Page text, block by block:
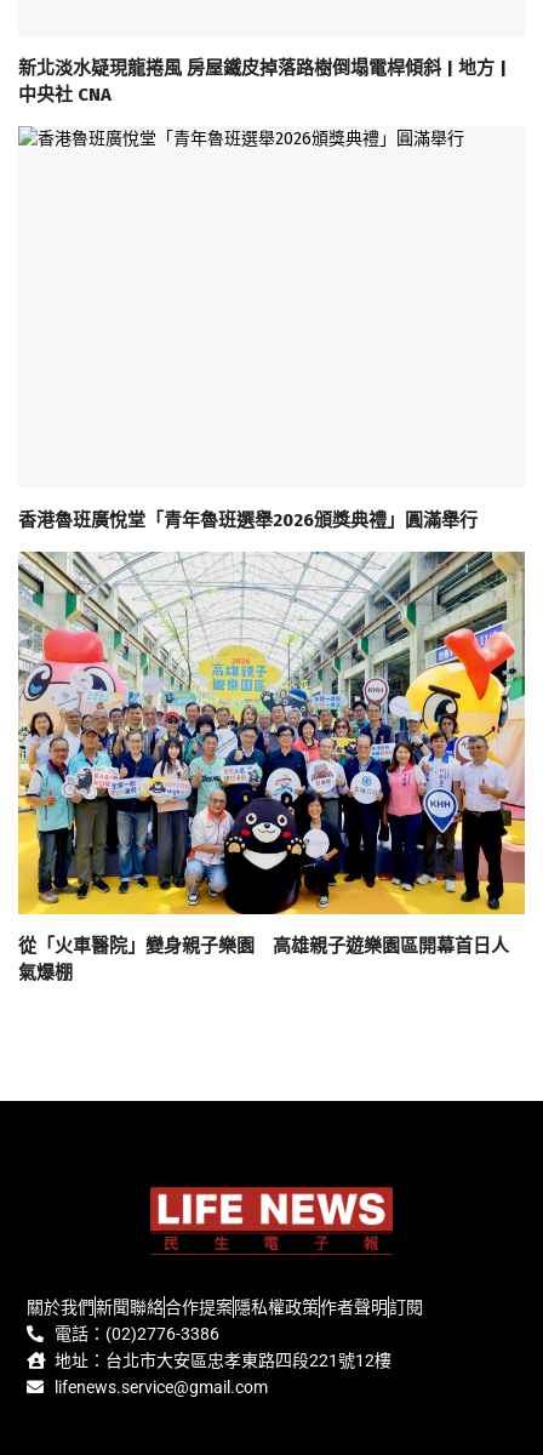
新北淡水疑現龍捲風 房屋鐵皮掉落路樹倒塌電桿傾斜 | 地方 |
中央社 CNA
香港魯班廣悅堂「青年魯班選舉2026頒獎典禮」圓滿舉行
從「火車醫院」變身親子樂園 高雄親子遊樂園區開幕首日人
氣爆棚
關於我們新聞聯絡合作提案隱私權政策作者聲明訂閱
電話：(02)2776-3386
地址：台北市大安區忠孝東路四段221號12樓
lifenews.service@gmail.com